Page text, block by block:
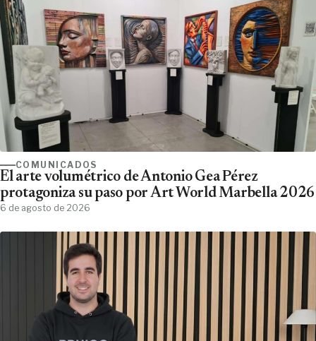
COMUNICADOS
El arte volumétrico de Antonio Gea Pérez
protagoniza su paso por Art World Marbella 2026
6 de agosto de 2026